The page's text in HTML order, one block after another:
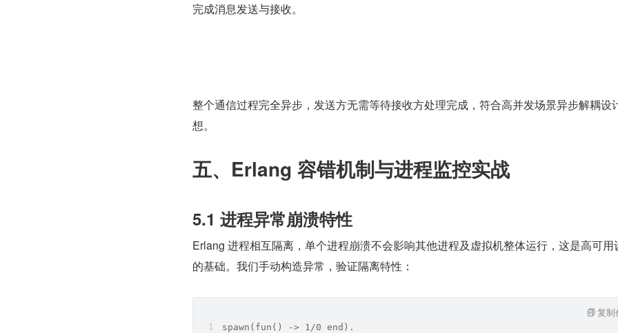
完成消息发送与接收。
整个通信过程完全异步，发送方无需等待接收方处理完成，符合高并发场景异步解耦设
想。
五、Erlang 容错机制与进程监控实战
5.1 进程异常崩溃特性
Erlang 进程相互隔离，单个进程崩溃不会影响其他进程及虚拟机整体运行，这是高可用
的基础。我们手动构造异常，验证隔离特性：
spawn(fun() -> 1/0 end).
复制